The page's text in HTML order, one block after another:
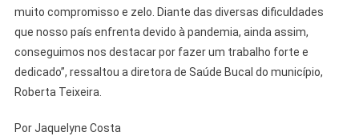
muito compromisso e zelo. Diante das diversas dificuldades
que nosso país enfrenta devido à pandemia, ainda assim,
conseguimos nos destacar por fazer um trabalho forte e
dedicado”, ressaltou a diretora de Saúde Bucal do município,
Roberta Teixeira.
Por Jaquelyne Costa